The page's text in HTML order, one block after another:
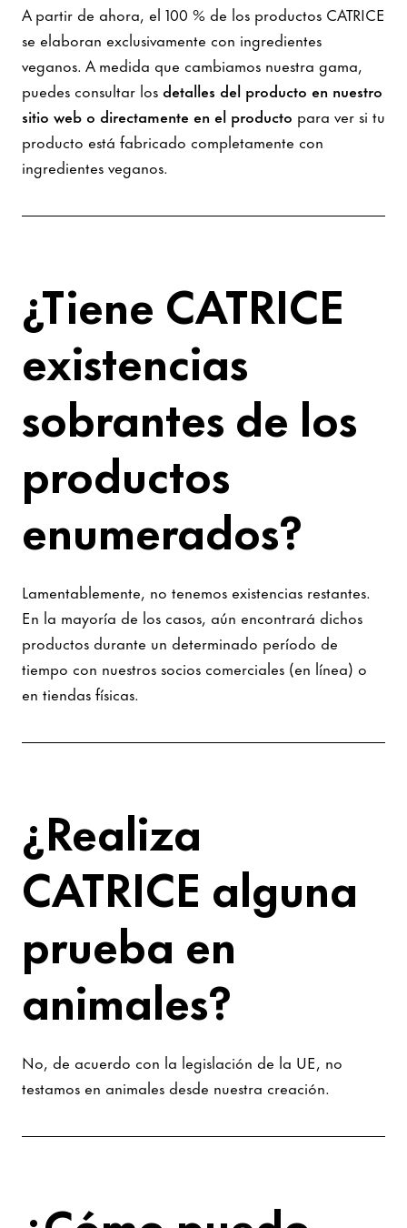
A partir de ahora, el 100 % de los productos CATRICE
se elaboran exclusivamente con ingredientes
veganos. A medida que cambiamos nuestra gama,
puedes consultar losdetalles del producto en nuestro
sitio web o directamente en el producto para ver si tu
producto está fabricado completamente con
ingredientes veganos.
¿Tiene CATRICE
existencias
sobrantes de los
productos
enumerados?
Lamentablemente, no tenemos existencias restantes.
En la mayoría de los casos, aún encontrará dichos
productos durante un determinado período de
tiempo con nuestros socios comerciales (en línea) o
en tiendas físicas.
¿Realiza
CATRICE alguna
prueba en
animales?
No, de acuerdo con la legislación de la UE, no
testamos en animales desde nuestra creación.